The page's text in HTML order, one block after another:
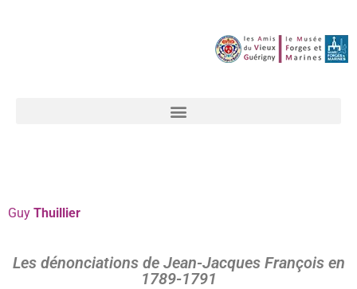
Guy Thuillier
Les dénonciations de Jean-Jacques François en
1789-1791